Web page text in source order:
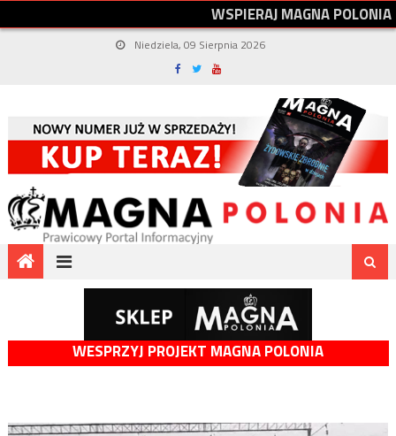
WSPIERAJMAGNAPOLONIA
Niedziela, 09 Sierpnia 2026
WESPRZYJ PROJEKT MAGNA POLONIA